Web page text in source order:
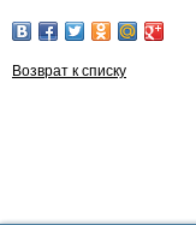
Возврат к списку